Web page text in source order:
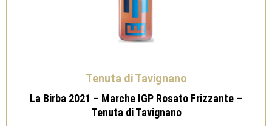
Tenuta di Tavignano
La Birba 2021 – Marche IGP Rosato Frizzante –
Tenuta di Tavignano